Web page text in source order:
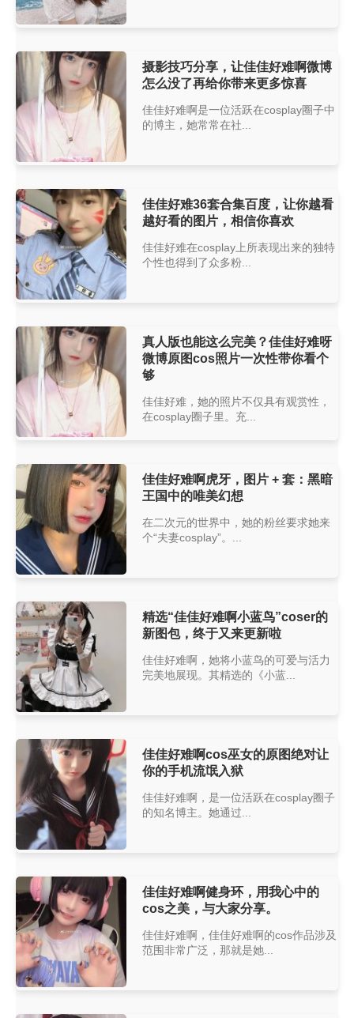
摄影技巧分享，让佳佳好难啊微博
怎么没了再给你带来更多惊喜
佳佳好难啊是一位活跃在cosplay圈子中
的博主，她常常在社...
佳佳好难36套合集百度，让你越看
越好看的图片，相信你喜欢
佳佳好难在cosplay上所表现出来的独特
个性也得到了众多粉...
真人版也能这么完美？佳佳好难呀
微博原图cos照片一次性带你看个
够
佳佳好难，她的照片不仅具有观赏性，
在cosplay圈子里。充...
佳佳好难啊虎牙，图片 + 套：黑暗
王国中的唯美幻想
在二次元的世界中，她的粉丝要求她来
个“夫妻cosplay”。...
精选“佳佳好难啊小蓝鸟”coser的
新图包，终于又来更新啦
佳佳好难啊，她将小蓝鸟的可爱与活力
完美地展现。其精选的《小蓝...
佳佳好难啊cos巫女的原图绝对让
你的手机流氓入狱
佳佳好难啊，是一位活跃在cosplay圈子
的知名博主。她通过...
佳佳好难啊健身环，用我心中的
cos之美，与大家分享。
佳佳好难啊，佳佳好难啊的cos作品涉及
范围非常广泛，那就是她...